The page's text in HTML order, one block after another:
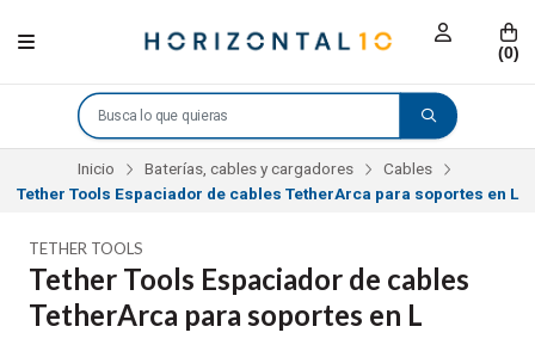
(0)
Inicio Baterías, cables y cargadores
Cables
Tether Tools Espaciador de cables TetherArca para soportes en L
TETHER TOOLS
Tether Tools Espaciador de cables
TetherArca para soportes en L